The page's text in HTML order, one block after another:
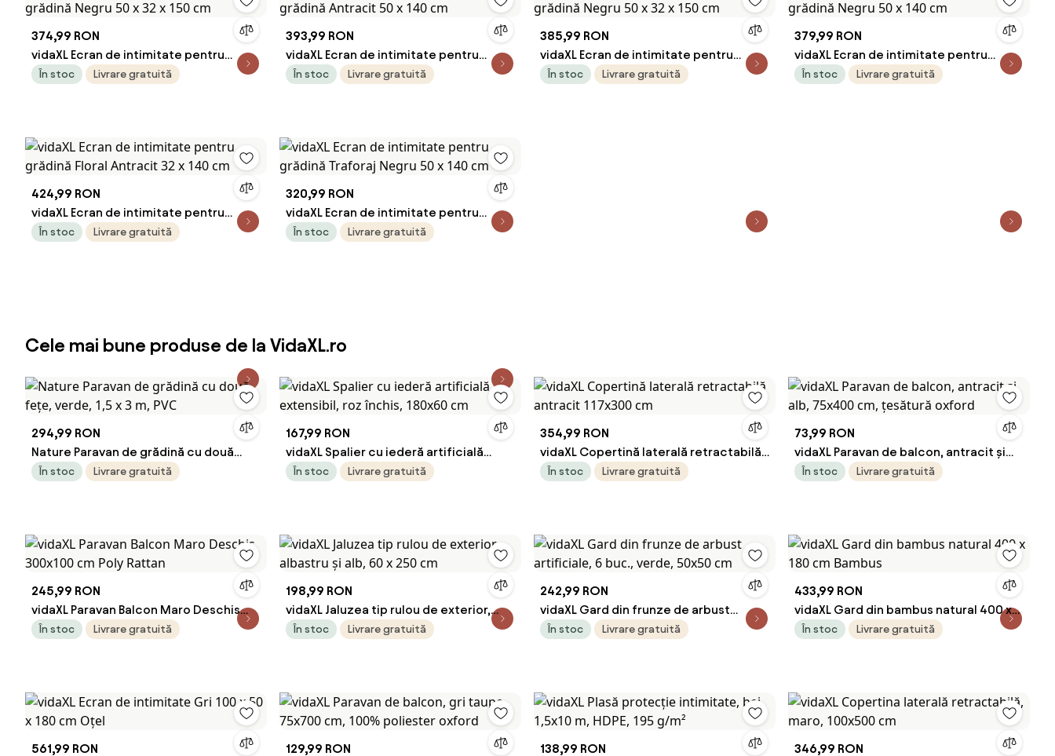
374,99 RON
vidaXL Ecran de intimitate pentru
grădină Negru 50 x 32 x 150 cm
În stoc Livrare gratuită
393,99 RON
vidaXL Ecran de intimitate pentru
grădină Antracit 50 x 140 cm
În stoc Livrare gratuită
385,99 RON
vidaXL Ecran de intimitate pentru
grădină Negru 50 x 32 x 150 cm
În stoc Livrare gratuită
379,99 RON
vidaXL Ecran de intimitate pentru
grădină Negru 50 x 140 cm
În stoc Livrare gratuită
424,99 RON
vidaXL Ecran de intimitate pentru
grădină Floral Antracit 32 x 140 cm
În stoc Livrare gratuită
320,99 RON
vidaXL Ecran de intimitate pentru
grădină Traforaj Negru 50 x 140 cm
În stoc Livrare gratuită
Cele mai bune produse de la VidaXL.ro
294,99 RON
Nature Paravan de grădină cu două
fețe, verde, 1,5 x 3 m, PVC
În stoc Livrare gratuită
167,99 RON
vidaXL Spalier cu iederă artificială
extensibil, roz închis, 180x60 cm
În stoc Livrare gratuită
354,99 RON
vidaXL Copertină laterală retractabilă
antracit 117x300 cm
În stoc Livrare gratuită
73,99 RON
vidaXL Paravan de balcon, antracit și
alb, 75x400 cm, țesătură oxford
În stoc Livrare gratuită
245,99 RON
vidaXL Paravan Balcon Maro Deschis
300x100 cm Poly Rattan
În stoc Livrare gratuită
198,99 RON
vidaXL Jaluzea tip rulou de exterior,
albastru și alb, 60 x 250 cm
În stoc Livrare gratuită
242,99 RON
vidaXL Gard din frunze de arbust
artificiale, 6 buc., verde, 50x50 cm
În stoc Livrare gratuită
433,99 RON
vidaXL Gard din bambus natural 400 x
180 cm Bambus
În stoc Livrare gratuită
561,99 RON
129,99 RON
138,99 RON
346,99 RON